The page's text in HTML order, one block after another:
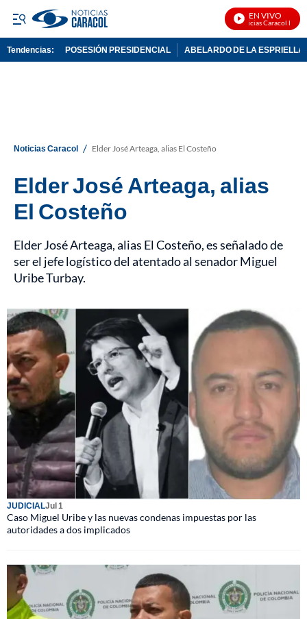
EN VIVO
Noticias Caracol En Vivo
Tendencias: POSESIÓN PRESIDENCIAL ABELARDO DE LA ESPRIELLA
Noticias Caracol / Elder José Arteaga, alias El Costeño
Elder José Arteaga, alias
El Costeño
Elder José Arteaga, alias El Costeño, es señalado de
ser el jefe logístico del atentado al senador Miguel
Uribe Turbay.
JUDICIALJul 1
Caso Miguel Uribe y las nuevas condenas impuestas por las
autoridades a dos implicados